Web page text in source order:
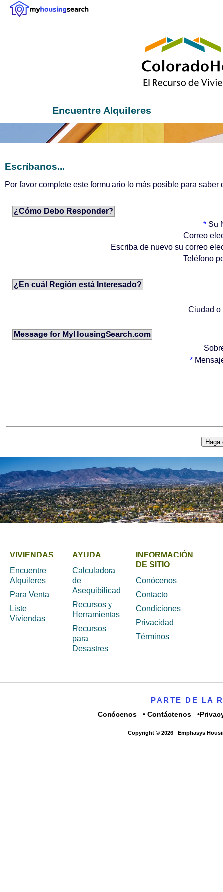
Encuentre Alquileres
Escríbanos...
Por favor complete este formulario lo más posible para
¿Cómo Debo Responder?
* Su
Correo
Escriba de nuevo su correo
Teléfono
¿En cuál Región está Interesado?
Ciudad o
Message for MyHousingSearch.com
*
VIVIENDAS
Encuentre
Alquileres
Para Venta
Liste
Viviendas
AYUDA
Calculadora
de
Asequibilidad
Recursos y
Herramientas
Recursos
para
Desastres
INFORMACIÓN
DE SITIO
Conócenos
Contacto
Condiciones
Privacidad
Términos
PARTE DE LA
Conócenos Contáctenos
Copyright © 2026 Emphasys